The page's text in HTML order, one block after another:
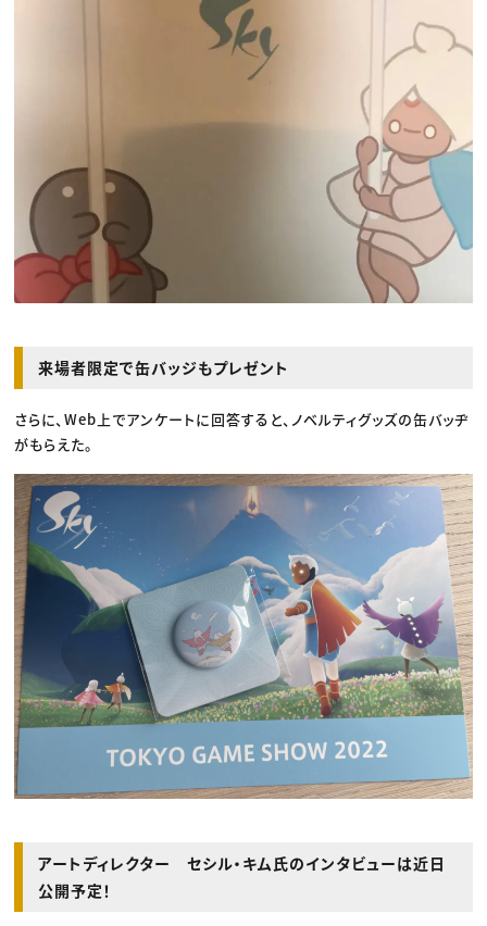
来場者限定で缶バッジもプレゼント
さらに、Web上でアンケートに回答すると、ノベルティグッズの缶バッヂ
がもらえた。
アートディレクター セシル・キム氏のインタビューは近日
公開予定！